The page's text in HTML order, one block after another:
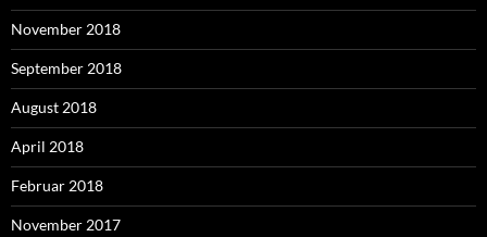
November 2018
September 2018
August 2018
April 2018
Februar 2018
November 2017